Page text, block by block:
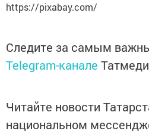
https://pixabay.com/
Следите за самым
Telegram-канале
Читайте новости
национальном